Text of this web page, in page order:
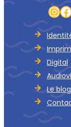
InstagramFacebook
Digital
Le blog